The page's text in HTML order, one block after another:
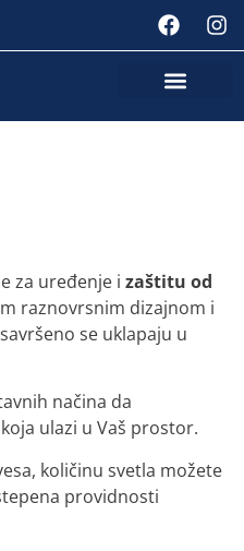
za uređenje i zaštitu od
raznovrsnim dizajnom i
se uklapaju u
načina da
ulazi u Vaš prostor.
količinu svetla možete
providnosti